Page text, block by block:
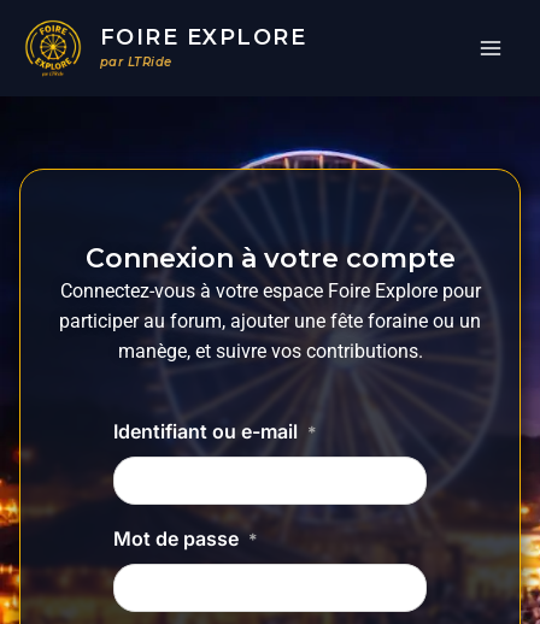
contenu
FOIRE EXPLORE
par LTRide
Connexion à votre compte
Connectez-vous à votre espace Foire Explore pour
participer au forum, ajouter une fête foraine ou un
manège, et suivre vos contributions.
Identifiant ou e-mail *
Mot de passe *